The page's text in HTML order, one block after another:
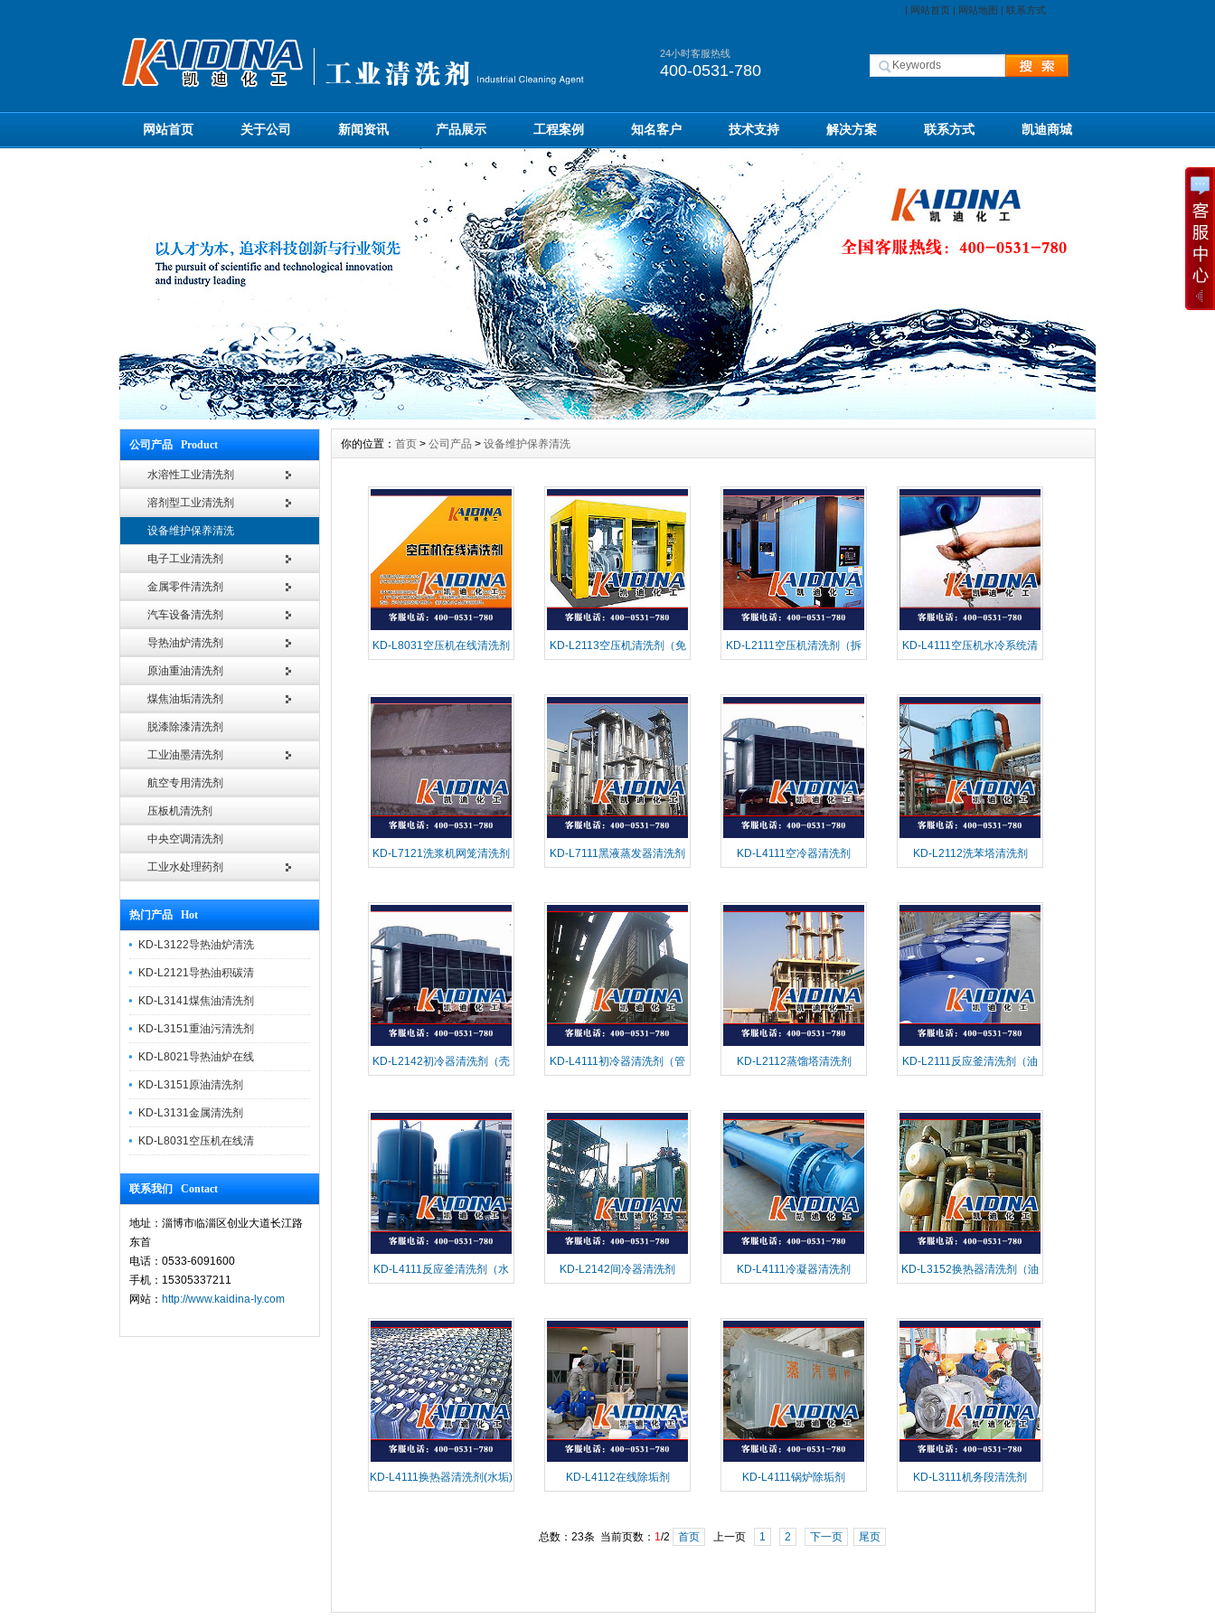
| 网站首页| 网站地图 | 联系方式
24小时客服热线
400-0531-780
网站首页 关于公司 新闻资讯 产品展示 工程案例 知名客户 技术支持 解决方案 联系方式 凯迪商城
公司产品 Product
水溶性工业清洗剂
溶剂型工业清洗剂
设备维护保养清洗
电子工业清洗剂
金属零件清洗剂
汽车设备清洗剂
导热油炉清洗剂
原油重油清洗剂
煤焦油垢清洗剂
脱漆除漆清洗剂
工业油墨清洗剂
航空专用清洗剂
压板机清洗剂
中央空调清洗剂
工业水处理药剂
热门产品 Hot
KD-L3122导热油炉清洗
KD-L2121导热油积碳清
KD-L3141煤焦油清洗剂
KD-L3151重油污清洗剂
KD-L8021导热油炉在线
KD-L3151原油清洗剂
KD-L3131金属清洗剂
KD-L8031空压机在线清
联系我们 Contact
地址：淄博市临淄区创业大道长江路
东首
电话：0533-6091600
手机：15305337211
网站： http://www.kaidina-ly.com
你的位置： 首页 > 公司产品 > 设备维护保养清洗
KD-L8031空压机在线清洗剂 KD-L2113空压机清洗剂（免 KD-L2111空压机清洗剂（拆 KD-L4111空压机水冷系统清
KD-L7121洗浆机网笼清洗剂 KD-L7111黑液蒸发器清洗剂 KD-L4111空冷器清洗剂 KD-L2112洗苯塔清洗剂
KD-L2142初冷器清洗剂（壳 KD-L4111初冷器清洗剂（管 KD-L2112蒸馏塔清洗剂 KD-L2111反应釜清洗剂（油
KD-L4111反应釜清洗剂（水 KD-L2142间冷器清洗剂 KD-L4111冷凝器清洗剂 KD-L3152换热器清洗剂（油
KD-L4111换热器清洗剂(水垢) KD-L4112在线除垢剂 KD-L4111锅炉除垢剂 KD-L3111机务段清洗剂
总数：23条 当前页数： 1/2 首页 上一页 1 2 下一页 尾页